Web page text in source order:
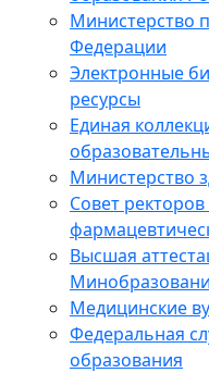
Министерство
Федерации
Электронные
ресурсы
Единая
Министерство
Совет
Высшая
Медицинские
Федеральная
образования